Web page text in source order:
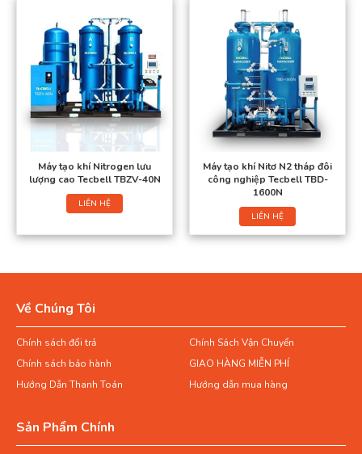
Máy tạo khí Nitrogen lưu
lượng cao Tecbell TBZV-40N
LIÊN HỆ
Máy tạo khí Nitơ N2 tháp đôi
công nghiệp Tecbell TBD-
1600N
LIÊN HỆ
Về Chúng Tôi
Chính sách đổi trả
Chính Sách Vận Chuyển
Chính sách bảo hành
GIAO HÀNG MIỄN PHÍ
Hướng Dẫn Thanh Toán
Hướng dẫn mua hàng
Sản Phẩm Chính